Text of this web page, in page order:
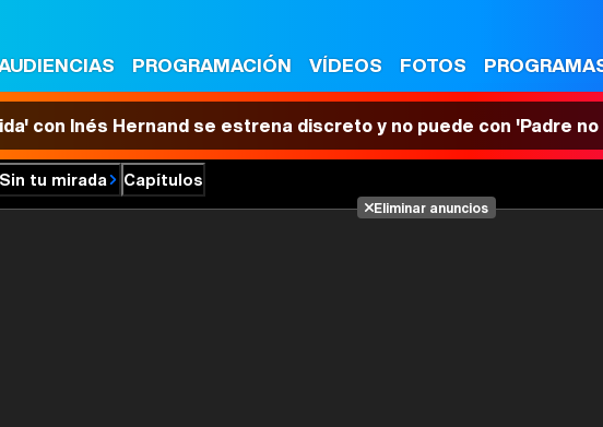
PROGRAMACIÓN VÍDEOS FOTOS
con Inés Hernand se estrena discreto y no puede con 'Padre no
Sin tu mirada Capítulos
Eliminar anuncios